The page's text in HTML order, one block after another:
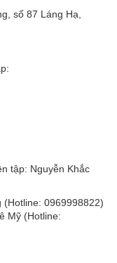
số 87 Láng Hạ,
tập: Nguyễn Khắc
(Hotline: 0969998822)
Mỹ (Hotline: